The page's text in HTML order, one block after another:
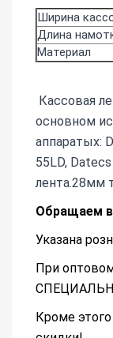
Ширина
Длина
Материал
Кассовая
основном
аппаратых:
55LD,
лента.28мм
Обращаем
Указана
При
Кроме